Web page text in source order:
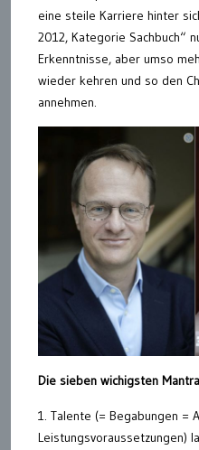
eine steile Karriere hinter
2012, Kategorie Sachbuch“
Erkenntnisse, aber umso
wieder kehren und so den
annehmen.
Die sieben wichigsten
1. Talente (= Begabungen =
Leistungsvoraussetzungen)